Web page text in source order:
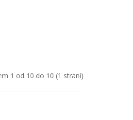
1 od 10 do 10 (1 strani)